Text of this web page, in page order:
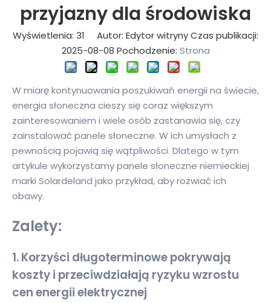
przyjazny dla środowiska
Wyświetlenia: 31 Autor: Edytor witryny Czas publikacji:
2025-08-08 Pochodzenie: Strona
W miarę kontynuowania poszukiwań energii na świecie,
energia słoneczna cieszy się coraz większym
zainteresowaniem i wiele osób zastanawia się, czy
zainstalować panele słoneczne. W ich umysłach z
pewnością pojawią się wątpliwości. Dlatego w tym
artykule wykorzystamy panele słoneczne niemieckiej
marki Solardeland jako przykład, aby rozwiać ich
obawy.
Zalety:
1. Korzyści długoterminowe pokrywają
koszty i przeciwdziałają ryzyku wzrostu
cen energii elektrycznej